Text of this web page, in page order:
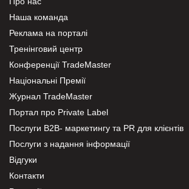
Наша команда
Реклама на порталі
Тренінговий центр
Конференції TradeMaster
Національні Премії
Журнал TradeMaster
Портал про Private Label
Послуги В2В- маркетингу та PR для клієнтів
Послуги з надання інформації
Відгуки
Контакти